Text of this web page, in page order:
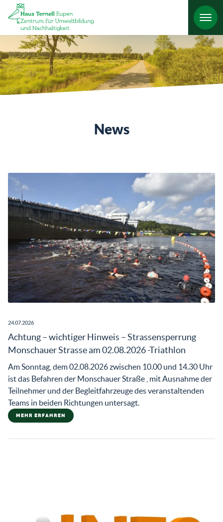
News
24.07.2026
Achtung – wichtiger Hinweis – Strassensperrung
Monschauer Strasse am 02.08.2026 -Triathlon
Am Sonntag, dem 02.08.2026 zwischen 10.00 und 14.30 Uhr
ist das Befahren der Monschauer Straße , mit Ausnahme der
Teilnehmer und der Begleitfahrzeuge des veranstaltenden
Teams in beiden Richtungen untersagt.
MEHR ERFAHREN